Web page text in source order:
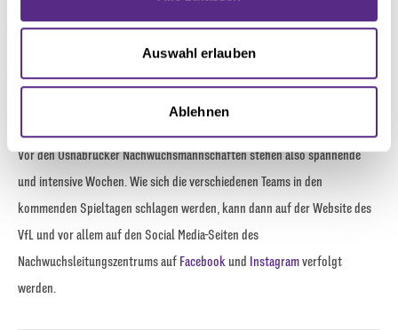
zu können und die Zugriffe auf unsere Website zu
analysieren. Außerdem geben wir Informationen zu Ihrer
Verwendung unserer Website an unsere Partner für
soziale Medien, Werbung und Analysen weiter. Unsere
Partner führen diese Informationen möglicherweise mit
weiteren Daten zusammen, die Sie ihnen bereitgestellt
haben oder die sie im Rahmen Ihrer Nutzung der Dienste
gesammelt haben.
Auswahl erlauben
Ablehnen
Fünftplatzierten FC St. Pauli. Der erste Schritt soll dafür bereits am
Samstag erfolgen. Um 14:00 Uhr, zeitgleich mit der Partie der Profis in
Hannover, wird das Derby gegen den SV Meppen an der Illoshöhe
Vor den Osnabrücker Nachwuchsmannschaften stehen also spannende
und intensive Wochen. Wie sich die verschiedenen Teams in den
kommenden Spieltagen schlagen werden, kann dann auf der Website des
VfL und vor allem auf den Social Media-Seiten des
Nachwuchsleitungszentrums auf Facebook und Instagramverfolgt
werden.